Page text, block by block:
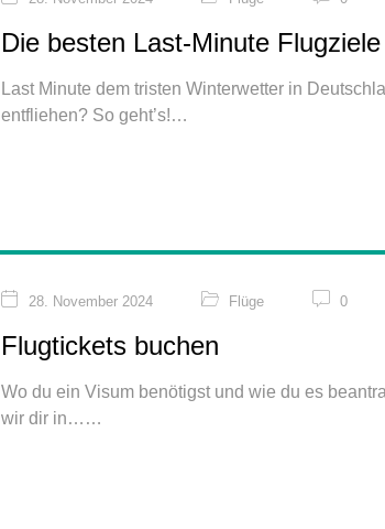
Die besten Last-Minute Flugziele
Last Minute dem tristen Winterwetter in
entfliehen? So geht’s!
28. November 2024 Flüge 0
Flugtickets buchen
Wo du ein Visum benötigst und wie du es
wir dir in…